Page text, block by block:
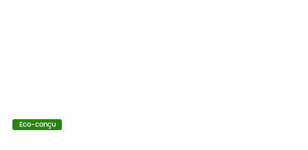
Eco-conçu